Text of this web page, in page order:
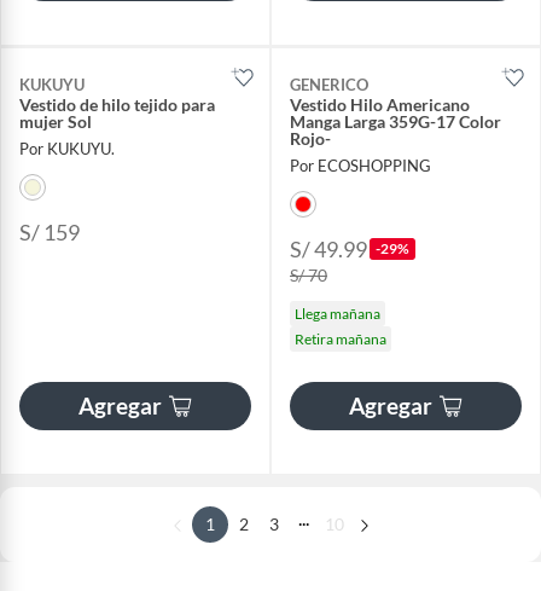
KUKUYU
Vestido de hilo tejido para
mujer Sol
Por KUKUYU.
S/ 159
Agregar
GENERICO
Vestido Hilo Americano
Manga Larga 359G-17 Color
Rojo-
Por ECOSHOPPING
S/ 49.99 -29%
S/ 70
Llega mañana
Retira mañana
Agregar
1 2 3 ... 10